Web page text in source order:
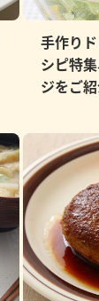
手作り
シピ特
ジをご